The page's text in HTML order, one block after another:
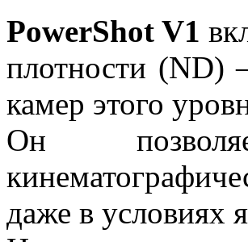
PowerShot V1
плотности (ND)
камер этого
Он
даже в условиях